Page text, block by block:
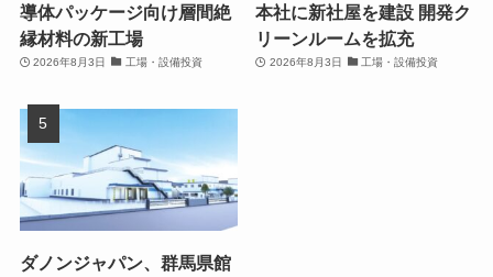
導体パッケージ向け層間絶
縁材料の新工場
2026年8月3日 工場・設備投資
本社に新社屋を建設 開発ク
リーンルームを拡充
2026年8月3日 工場・設備投資
ダノンジャパン、群馬県館